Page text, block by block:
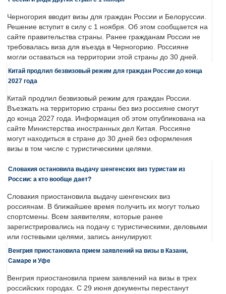
Черногория вводит визы для граждан России и Белоруссии.
Решение вступит в силу с 1 ноября. Об этом сообщается на
сайте правительства страны. Ранее гражданам России не
требовалась виза для въезда в Черногорию. Россияне
могли оставаться на территории этой страны до 30 дней.
Китай продлил безвизовый режим для граждан России до конца
2027 года
Китай продлил безвизовый режим для граждан России.
Въезжать на территорию страны без виз россияне смогут
до конца 2027 года. Информация об этом опубликована на
сайте Министерства иностранных дел Китая. Россияне
могут находиться в стране до 30 дней без оформления
визы в том числе с туристическими целями.
Словакия остановила выдачу шенгенских виз туристам из
России: а кто вообще дает?
Словакия приостановила выдачу шенгенских виз
россиянам. В ближайшее время получить их могут только
спортсмены. Всем заявителям, которые ранее
зарегистрировались на подачу с туристическими, деловыми
или гостевыми целями, запись аннулируют.
Венгрия приостановила прием заявлений на визы в Казани,
Самаре и Уфе
Венгрия приостановила прием заявлений на визы в трех
российских городах. С 29 июня документы перестанут